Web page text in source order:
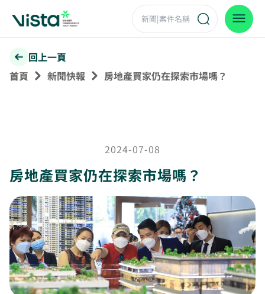
回上一頁
首頁
新聞快報 房地產買家仍在探索市場嗎？
2024-07-08
房地產買家仍在探索市場嗎？